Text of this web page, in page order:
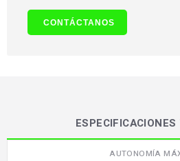
CONTÁCTANOS
AUTONOMÍA